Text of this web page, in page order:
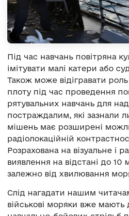
Під час навчань повітряна
імітувати малі катери або
Також може відігравати
плоту під час проведення
рятувальних навчань для
постраждалим, які зазнали
мішень має розширені
радіолокаційній
Розрахована на візуальне і
виявлення на відстані до 10
залежно від хвилювання
Слід нагадати нашим
військові моряки вже мають